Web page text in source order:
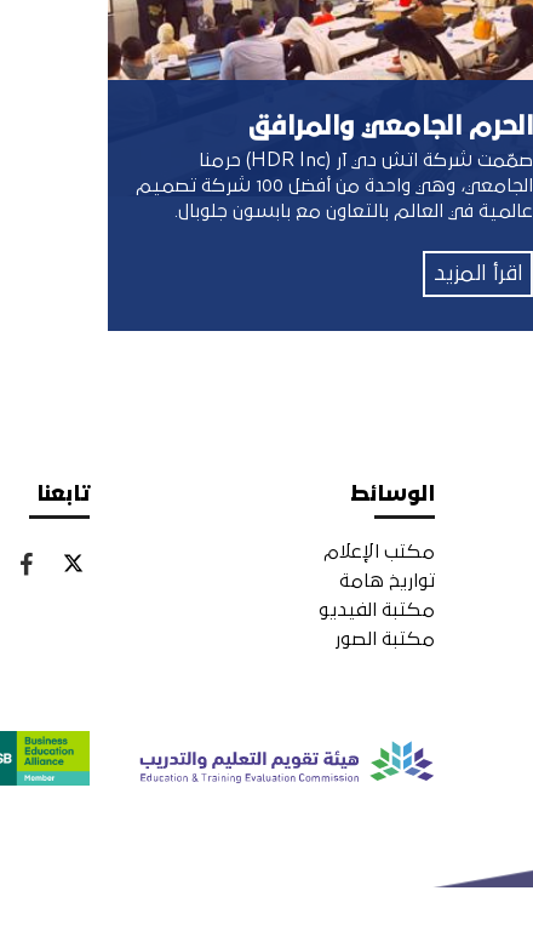
الحرم الجامعي والمرافق
صمّمت شركة اتش دي آر (HDR Inc) حرمنا
الجامعي، وهي واحدة من أفضل 100 شركة تصميم
عالمية في العالم بالتعاون مع بابسون جلوبال.
اقرأ المزيد
الوسائط
مكتب الإعلام
تواريخ هامة
مكتبة الفيديو
مكتبة الصور
تابعنا